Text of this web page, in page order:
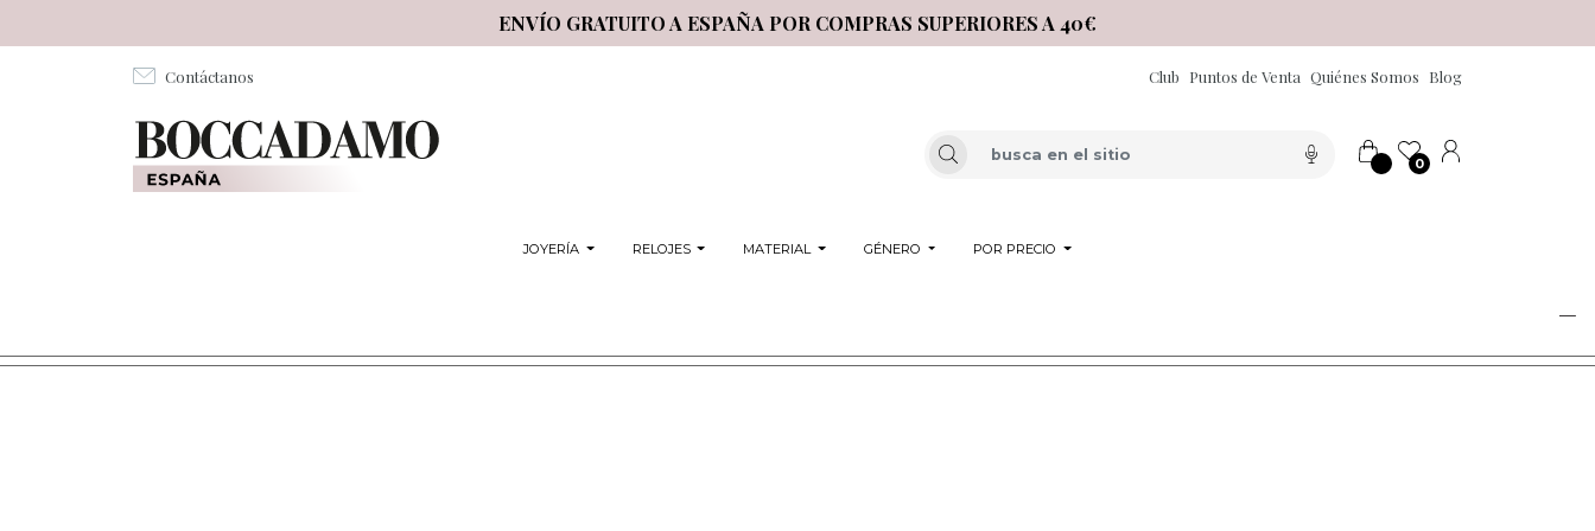
ENVÍO GRATUITO A ESPAÑA POR COMPRAS SUPERIORES A 40€
Contáctanos Club Puntos de Venta Quiénes Somos Blog
0
JOYERÍA RELOJES MATERIAL GÉNERO POR PRECIO